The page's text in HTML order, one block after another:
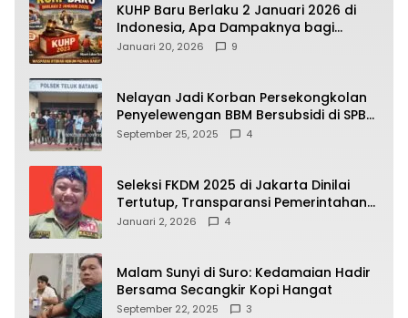
KUHP Baru Berlaku 2 Januari 2026 di
Indonesia, Apa Dampaknya bagi
Kehidupan Warga? Ini Aturan Kunci
Januari 20, 2026 9
Nelayan Jadi Korban Persekongkolan
Penyelewengan BBM Bersubsidi di SPBU
64.78809 Teluk Batang
September 25, 2025 4
Seleksi FKDM 2025 di Jakarta Dinilai
Tertutup, Transparansi Pemerintahan
Pramono–Rano Dipertanyakan
Januari 2, 2026 4
Malam Sunyi di Suro: Kedamaian Hadir
Bersama Secangkir Kopi Hangat
September 22, 2025 3